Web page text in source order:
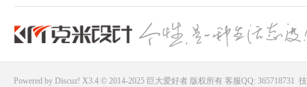
Powered by Discuz! X3.4 © 2014-2025 巨大爱好者版权所有 客服QQ: 365718731